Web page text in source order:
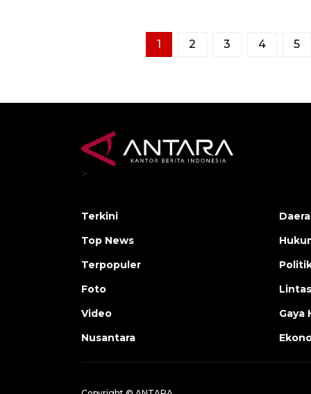
1 2 3 4 5
>
Terkini
Top News
Terpopuler
Foto
Video
Nusantara
Gaya